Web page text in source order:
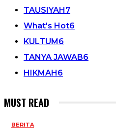
TAUSIYAH7
What's Hot6
KULTUM6
TANYA JAWAB6
HIKMAH6
MUST READ
BERITA